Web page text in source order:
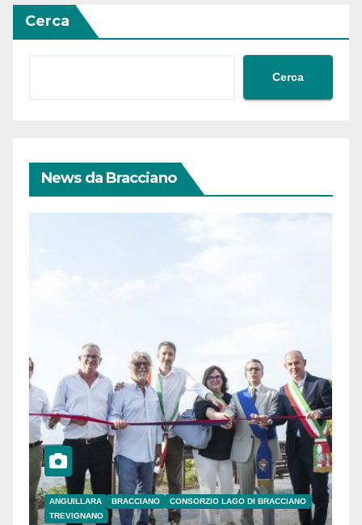
Cerca
Cerca
News da Bracciano
ANGUILLARA BRACCIANO
CONSORZIO LAGO DI BRACCIANO
TREVIGNANO